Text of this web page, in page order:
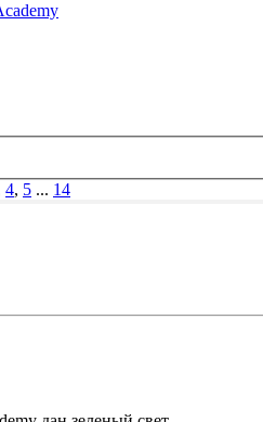
4, 5 ... 14